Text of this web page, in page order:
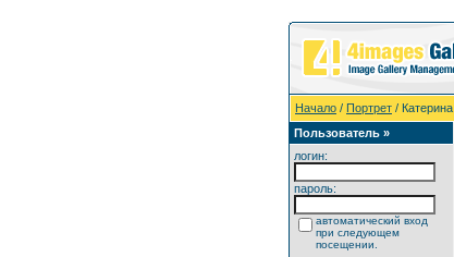
Начало / Портрет / Катерина
Пользователь »
логин:
пароль:
автоматический вход
при следующем
посещении.